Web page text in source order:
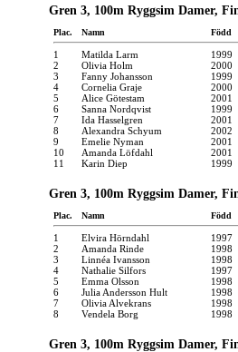
Gren 3, 100m Ryggsim Damer,
Plac. Namn Född
1 Matilda Larm
1999
2
Olivia Holm
2000
3
Fanny Johansson
1999
4
Cornelia Graje
2000
5
Alice Götestam
2001
6
Sanna Nordqvist
1999
7
Ida Hasselgren
2001
8
Alexandra Schyum
2002
9
Emelie Nyman
2001
10
Amanda Löfdahl
2001
11
Karin Diep 1999
Gren 3, 100m Ryggsim Damer,
Plac. Namn Född
1 Elvira Hörndahl
1997
2
Amanda Rinde
1998
3
Linnéa Ivansson
1998
4
Nathalie Silfors
1997
5
Emma Olsson
1998
6
Julia Andersson Hult
1998
7
Olivia Alvekrans
1998
8
Vendela Borg 1998
Gren 3, 100m Ryggsim Damer,